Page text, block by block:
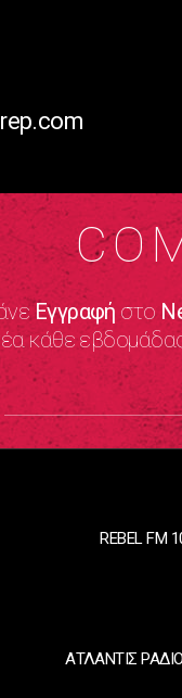
Εγγραφή στο
κάθε
REBEL FM
ΑΤΛΑΝΤΙΣ